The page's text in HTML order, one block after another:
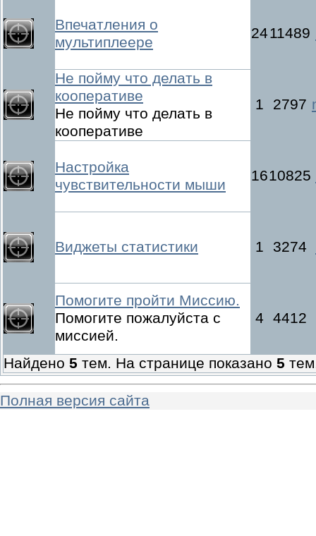
Впечатления о
мультиплеере
2411489
Не пойму что делать в
кооперативе
Не пойму что делать в
кооперативе
1 2797
Настройка
чувствительности мыши
1610825
Виджеты статистики 1 3274
Помогите пройти Миссию.
Помогите пожалуйста с
миссией.
4 4412
Найдено 5 тем. На странице показано 5
Полная версия сайта